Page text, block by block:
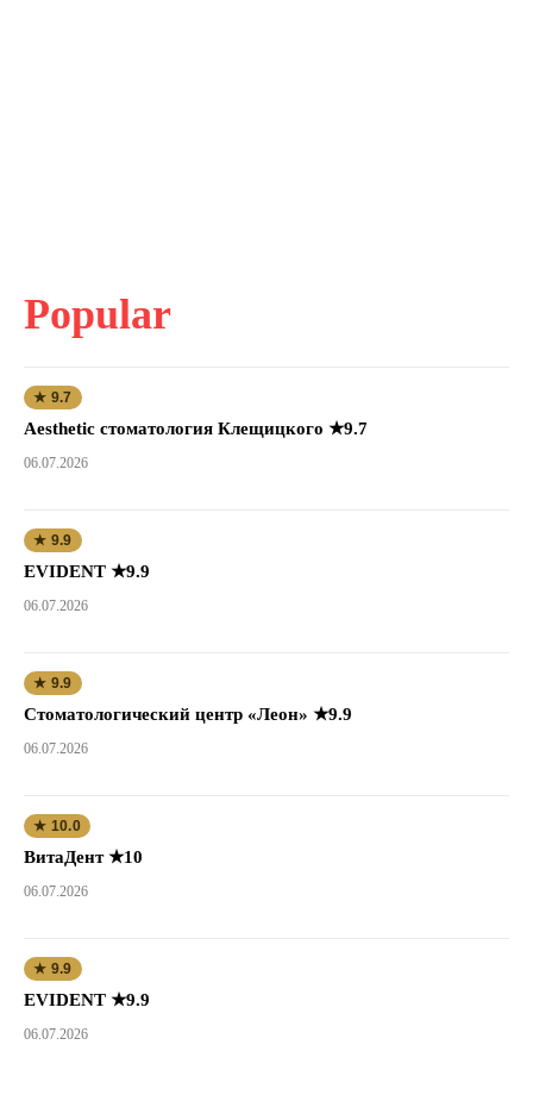
Popular
★ 9.7
Aesthetic стоматология Клещицкого ★9.7
06.07.2026
★ 9.9
EVIDENT ★9.9
06.07.2026
★ 9.9
Стоматологический центр «Леон» ★9.9
06.07.2026
★ 10.0
ВитаДент ★10
06.07.2026
★ 9.9
EVIDENT ★9.9
06.07.2026